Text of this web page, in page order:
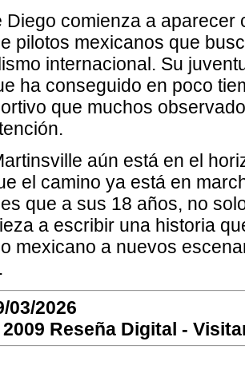
Diego comienza a aparecer
pilotos mexicanos que
internacional. Su
ha conseguido en poco
que muchos
aún está en el
el camino ya está en
que a sus 18 años, no
a escribir una historia
mexicano a nuevos
03/2026
Reseña Digital -